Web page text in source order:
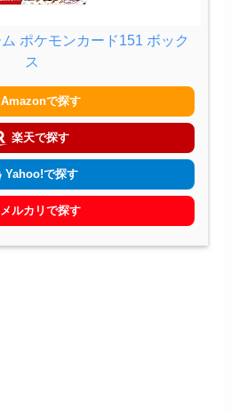
ポケモンカード151 ボック
ス
Amazonで探す
楽天で探す
Yahoo!で探す
メルカリで探す